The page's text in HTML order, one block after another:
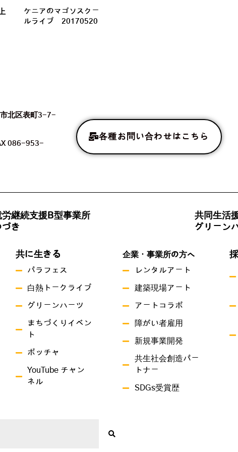
ケニアのマゴソスクー
ルライブ 20170520
北区表町3-7-
086-953-
各種お問い合わせはこちら
労継続支援B型事業所
づき
共同生活
グリーン
共に生きる
パラフェス
白熱トークライブ
グリーンハーツ
まちづくりイベン
ト
ボッチャ
YouTube チャン
ネル
企業・事業所の方へ
レンタルアート
建築現場アート
アートコラボ
障がい者雇用
新規事業開発
共生社会創造パー
トナー
SDGs受賞歴